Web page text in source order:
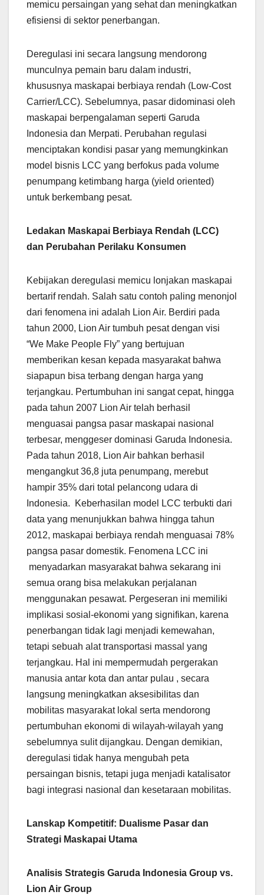
memicu persaingan yang sehat dan meningkatkan
efisiensi di sektor penerbangan.
Deregulasi ini secara langsung mendorong
munculnya pemain baru dalam industri,
khususnya maskapai berbiaya rendah (Low-Cost
Carrier/LCC). Sebelumnya, pasar didominasi oleh
maskapai berpengalaman seperti Garuda
Indonesia dan Merpati. Perubahan regulasi
menciptakan kondisi pasar yang memungkinkan
model bisnis LCC yang berfokus pada volume
penumpang ketimbang harga (yield oriented)
untuk berkembang pesat.
Ledakan Maskapai Berbiaya Rendah (LCC)
dan Perubahan Perilaku Konsumen
Kebijakan deregulasi memicu lonjakan maskapai
bertarif rendah. Salah satu contoh paling menonjol
dari fenomena ini adalah Lion Air. Berdiri pada
tahun 2000, Lion Air tumbuh pesat dengan visi
“We Make People Fly” yang bertujuan
memberikan kesan kepada masyarakat bahwa
siapapun bisa terbang dengan harga yang
terjangkau. Pertumbuhan ini sangat cepat, hingga
pada tahun 2007 Lion Air telah berhasil
menguasai pangsa pasar maskapai nasional
terbesar, menggeser dominasi Garuda Indonesia.
Pada tahun 2018, Lion Air bahkan berhasil
mengangkut 36,8 juta penumpang, merebut
hampir 35% dari total pelancong udara di
Indonesia. Keberhasilan model LCC terbukti dari
data yang menunjukkan bahwa hingga tahun
2012, maskapai berbiaya rendah menguasai 78%
pangsa pasar domestik. Fenomena LCC ini
menyadarkan masyarakat bahwa sekarang ini
semua orang bisa melakukan perjalanan
menggunakan pesawat. Pergeseran ini memiliki
implikasi sosial-ekonomi yang signifikan, karena
penerbangan tidak lagi menjadi kemewahan,
tetapi sebuah alat transportasi massal yang
terjangkau. Hal ini mempermudah pergerakan
manusia antar kota dan antar pulau , secara
langsung meningkatkan aksesibilitas dan
mobilitas masyarakat lokal serta mendorong
pertumbuhan ekonomi di wilayah-wilayah yang
sebelumnya sulit dijangkau. Dengan demikian,
deregulasi tidak hanya mengubah peta
persaingan bisnis, tetapi juga menjadi katalisator
bagi integrasi nasional dan kesetaraan mobilitas.
Lanskap Kompetitif: Dualisme Pasar dan
Strategi Maskapai Utama
Analisis Strategis Garuda Indonesia Group vs.
Lion Air Group